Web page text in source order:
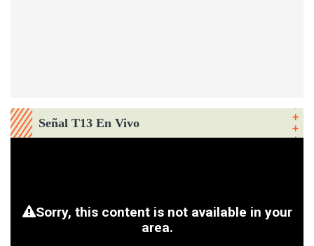
Señal T13 En Vivo